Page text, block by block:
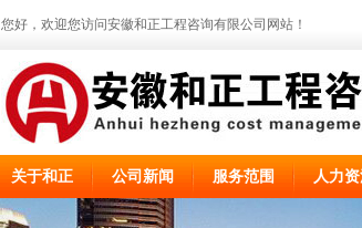
您好，欢迎您访问安徽和正工程咨询有限公司网站！
关于和正 公司新闻 服务范围 人力